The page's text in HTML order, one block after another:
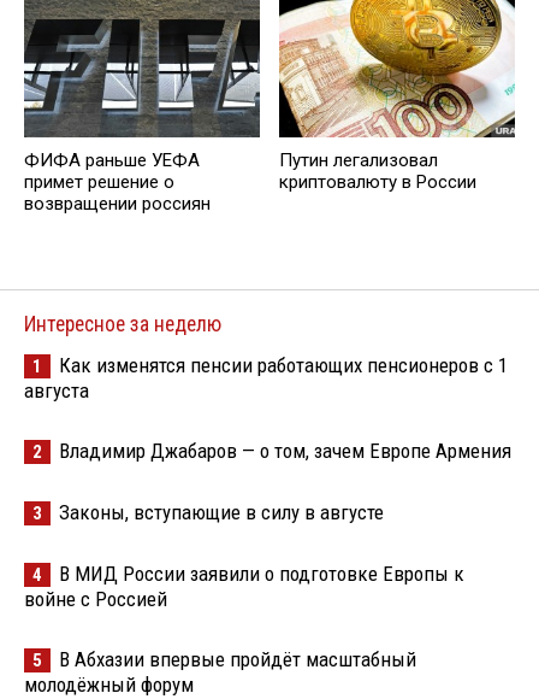
ФИФА раньше УЕФА
примет решение о
возвращении россиян
Путин легализовал
криптовалюту в России
Интересное за неделю
1
Как изменятся пенсии работающих пенсионеров с 1
августа
2 Владимир Джабаров — о том, зачем Европе Армения
3 Законы, вступающие в силу в августе
4
В МИД России заявили о подготовке Европы к
войне с Россией
5
В Абхазии впервые пройдёт масштабный
молодёжный форум